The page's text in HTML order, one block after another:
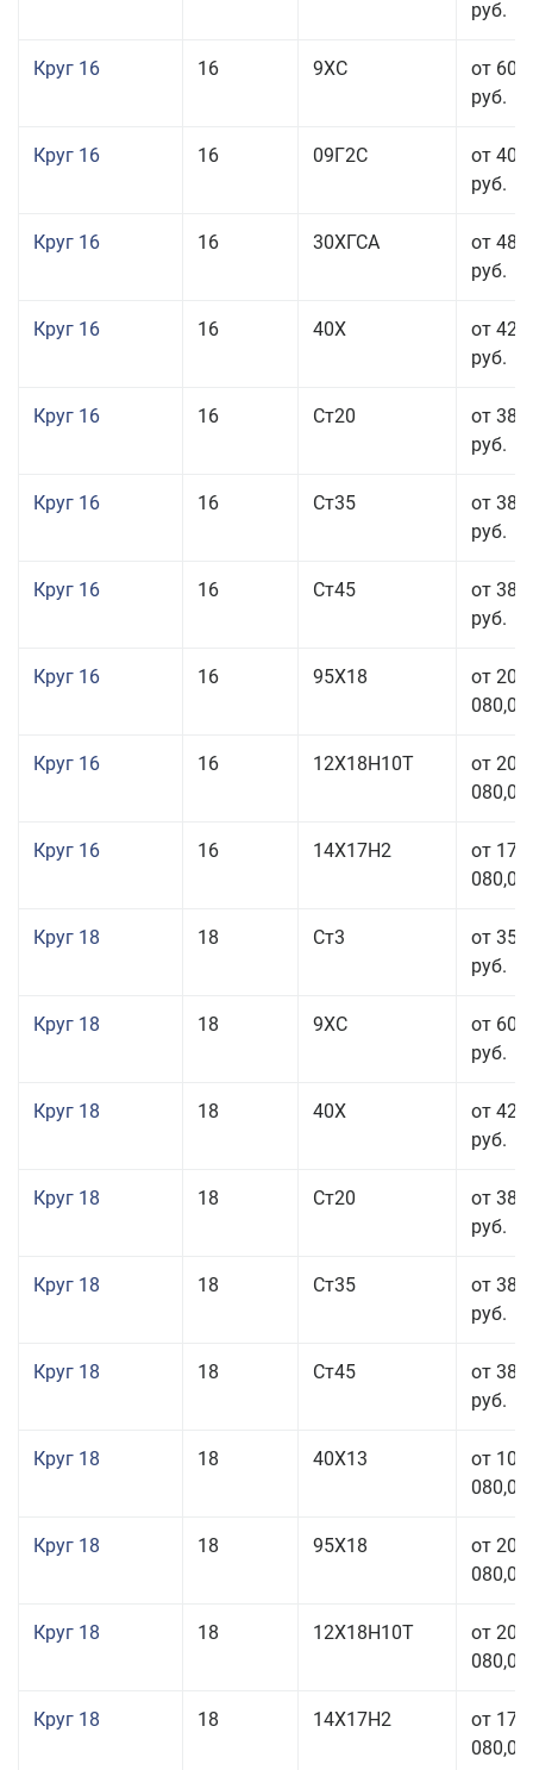
руб.
Круг 16 16 9ХС
от 60
руб.
Круг 16 16 09Г2С
от 40
руб.
Круг 16 16 30ХГСА
от 48
руб.
Круг 16 16 40Х
от 42
руб.
Круг 16 16 Ст20
от 38
руб.
Круг 16 16 Ст35
от 38
руб.
Круг 16 16 Ст45
от 38
руб.
Круг 16 16 95Х18
от 208
080,00
Круг 16 16 12Х18Н10Т
от 209
080,00
Круг 16 16 14Х17Н2
от 175
080,00
Круг 18 18 Ст3
от 35
руб.
Круг 18 18 9ХС
от 60
руб.
Круг 18 18 40Х
от 42
руб.
Круг 18 18 Ст20
от 38
руб.
Круг 18 18 Ст35
от 38
руб.
Круг 18 18 Ст45
от 38
руб.
Круг 18 18 40Х13
от 103
080,00
Круг 18 18 95Х18
от 208
080,00
Круг 18 18 12Х18Н10Т
от 209
080,00
Круг 18 18 14Х17Н2
от 175
080,00